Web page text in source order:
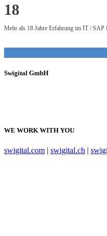
18
Mehr als 18 Jahre Erfahrung im IT / SAP
Swigital GmbH
WE WORK WITH YOU
swigital.com | swigital.ch |